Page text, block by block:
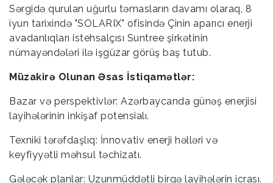
Sərgidə qurulan uğurlu təmasların davamı olaraq, 8
iyun tarixində "SOLARIX" ofisində Çinin aparıcı enerji
avadanlıqları istehsalçısı Suntree şirkətinin
nümayəndələri ilə işgüzar görüş baş tutub.
Müzakirə Olunan Əsas İstiqamətlər:
Bazar və perspektivlər: Azərbaycanda günəş enerjisi
layihələrinin inkişaf potensialı.
Texniki tərəfdaşlıq: İnnovativ enerji həlləri və
keyfiyyətli məhsul təchizatı.
Gələcək planlar: Uzunmüddətli birgə layihələrin icrası.